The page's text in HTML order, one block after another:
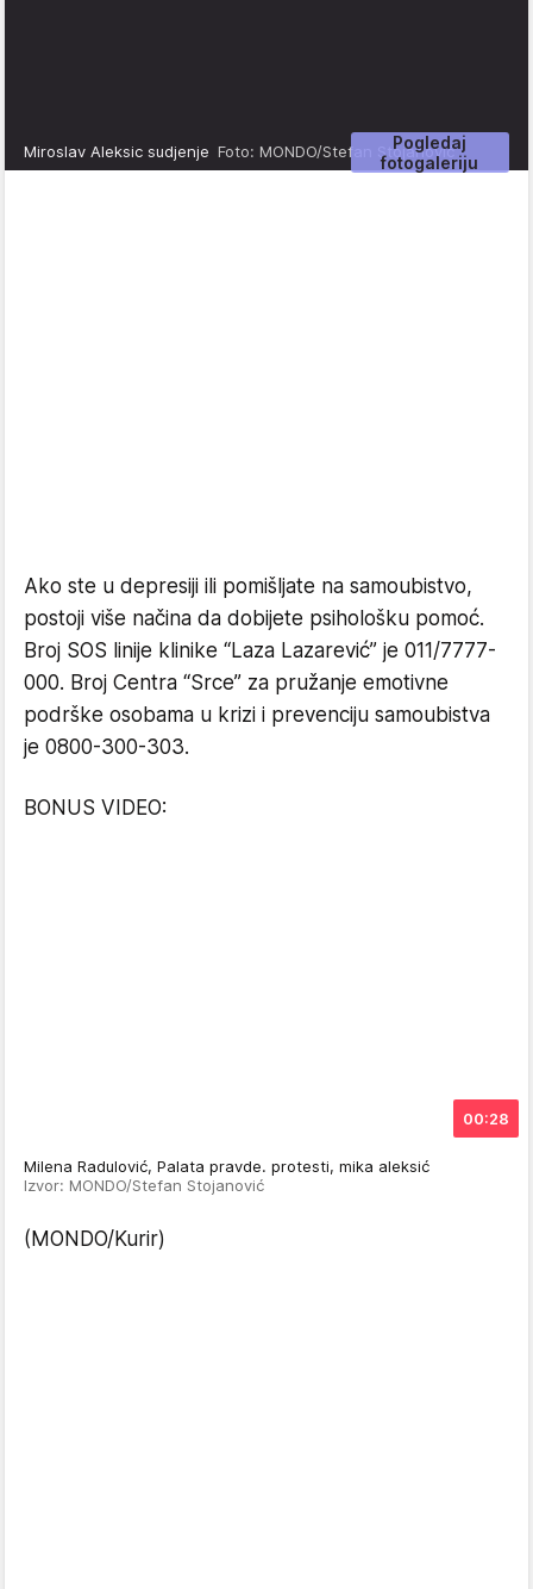
Pogledaj
fotogaleriju
Miroslav Aleksic sudjenje Foto: MONDO/Stefan Stojanović
Ako ste u depresiji ili pomišljate na samoubistvo,
postoji više načina da dobijete psihološku pomoć.
Broj SOS linije klinike “Laza Lazarević” je 011/7777-
000. Broj Centra “Srce” za pružanje emotivne
podrške osobama u krizi i prevenciju samoubistva
je 0800-300-303.
BONUS VIDEO:
00:28
Milena Radulović, Palata pravde. protesti, mika aleksić
Izvor: MONDO/Stefan Stojanović
(MONDO/Kurir)